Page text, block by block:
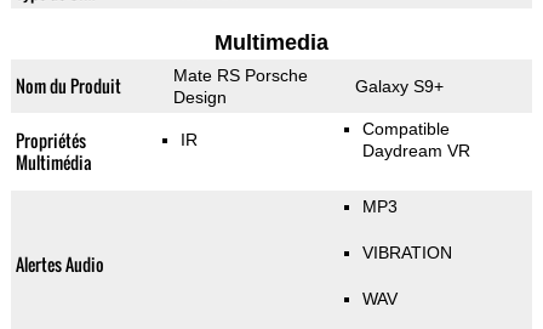
Multimedia
Nom du Produit
Mate RS Porsche
Design
Galaxy S9+
Propriétés
Multimédia
IR
Compatible
Daydream VR
Alertes Audio
MP3
VIBRATION
WAV